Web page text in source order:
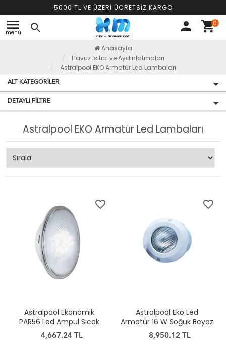
5000 TL VE ÜZERİ ÜCRETSİZ KARGO
menu
menü search person shopping_cart0
Anasayfa
Havuz Isıtıcı ve Aydınlatmaları
Astralpool EKO Armatür Led Lambaları
ALT KATEGORILER
DETAYLI FILTRE
Astralpool EKO Armatür Led Lambaları
favorite_border
Astralpool Ekonomik
PAR56 Led Ampul Sıcak
Beyaz
4,667.24 TL
favorite_border
Astralpool Eko Led
Armatür 16 W Soğuk Beyaz
8,950.12 TL